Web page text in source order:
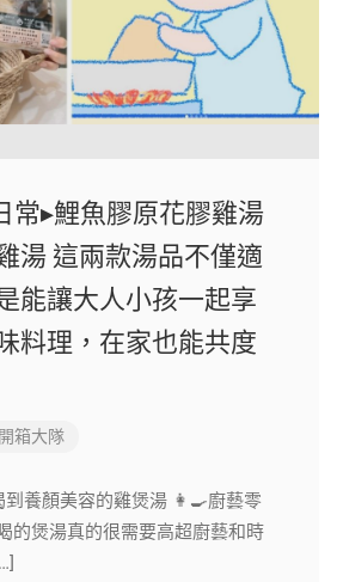
常▸鯉魚膠原花膠雞湯
湯 這兩款湯品不僅適
能讓大人小孩一起享
料理，在家也能共度
開箱大隊
養顏美容的雞煲湯 👩‍🍳廚藝零
的煲湯真的很需要高超廚藝和時